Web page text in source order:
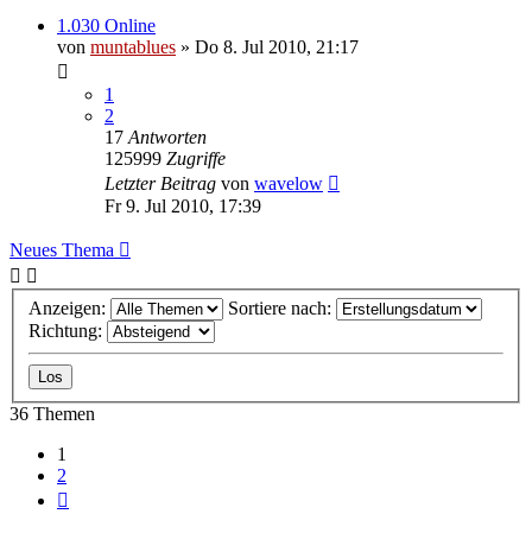
1.030 Online
von muntablues » Do 8. Jul 2010, 21:17
1
2
17 Antworten
125999 Zugriffe
Letzter Beitrag von wavelow
Fr 9. Jul 2010, 17:39
Neues Thema
Anzeigen:
Sortiere nach:
Richtung:
36 Themen
1
2